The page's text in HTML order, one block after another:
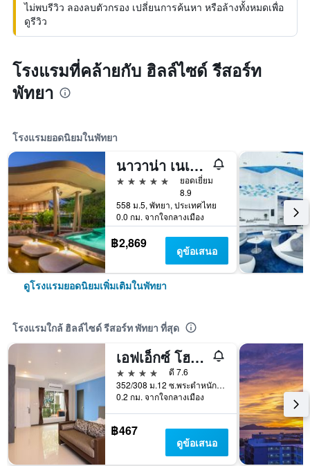
ไม่พบรีวิว ลองลบตัวกรอง เปลี่ยนการค้นหา หรือล้างทั้งหมดเพื่อ
ดูรีวิว
โรงแรมที่คล้ายกับ ฮิลล์ไซด์ รีสอร์ท
พัทยา
โรงแรมยอดนิยมในพัทยา
นาวาน่า เนเจอร์ เอสเคป
5 ดาว
ยอดเยี่ยม
8.9
558 ม.5, พัทยา, ประเทศไทย
0.0 กม. จากใจกลางเมือง
฿2,869 ดูข้อเสนอ
ดูโรงแรมยอดนิยมเพิ่มเติมในพัทยา
โรงแรมใกล้ ฮิลล์ไซด์ รีสอร์ท พัทยา ที่สุด
เอฟเอ็กซ์ โฮเทล พัทยา
4 ดาว
ดี 7.6
352/308 ม.12 ซ.พระตำหนัก 4, พัทยา, ประเทศไทย
0.2 กม. จากใจกลางเมือง
฿467
ดูข้อเสนอ